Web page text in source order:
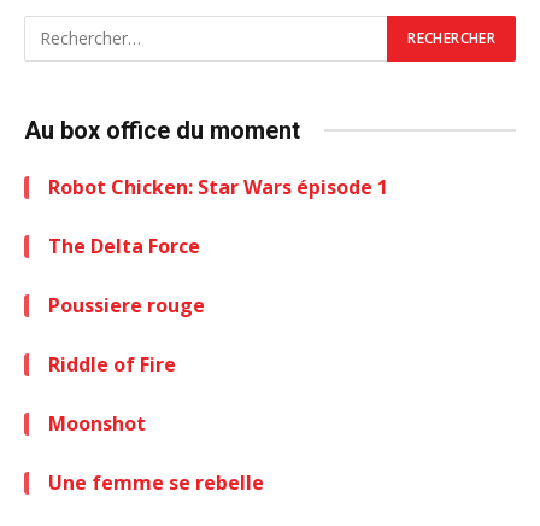
Au box office du moment
Robot Chicken: Star Wars épisode 1
The Delta Force
Poussiere rouge
Riddle of Fire
Moonshot
Une femme se rebelle